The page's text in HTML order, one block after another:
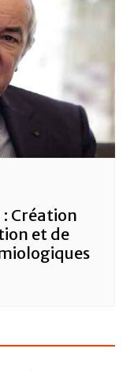
Création
et de